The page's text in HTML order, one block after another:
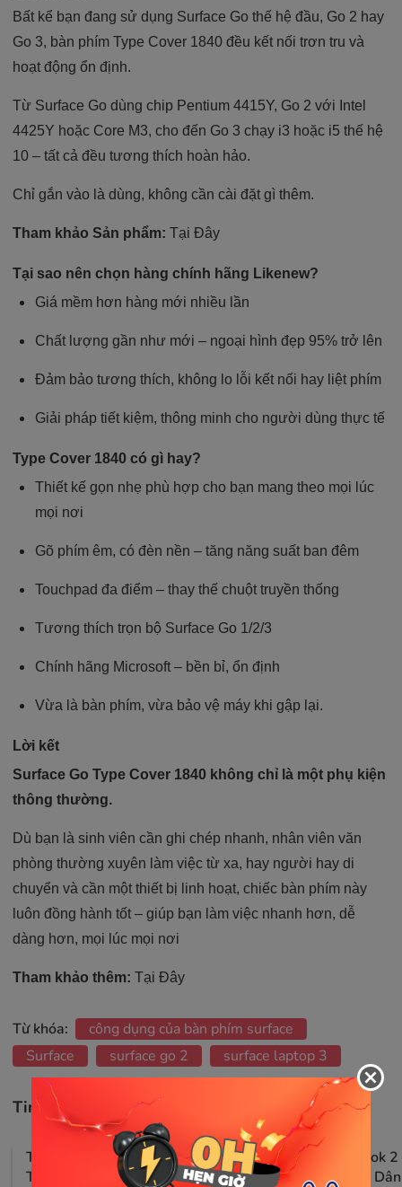
Bất kể bạn đang sử dụng Surface Go thế hệ đầu, Go 2 hay
Go 3, bàn phím Type Cover 1840 đều kết nối trơn tru và
hoạt động ổn định.
Từ Surface Go dùng chip Pentium 4415Y, Go 2 với Intel
4425Y hoặc Core M3, cho đến Go 3 chạy i3 hoặc i5 thế hệ
10 – tất cả đều tương thích hoàn hảo.
Chỉ gắn vào là dùng, không cần cài đặt gì thêm.
Tham khảo Sản phẩm: Tại Đây
Tại sao nên chọn hàng chính hãng Likenew?
Giá mềm hơn hàng mới nhiều lần
Chất lượng gần như mới – ngoại hình đẹp 95% trở lên
Đảm bảo tương thích, không lo lỗi kết nối hay liệt phím
Giải pháp tiết kiệm, thông minh cho người dùng thực tế
Type Cover 1840 có gì hay?
Thiết kế gọn nhẹ phù hợp cho bạn mang theo mọi lúc
mọi nơi
Gõ phím êm, có đèn nền – tăng năng suất ban đêm
Touchpad đa điểm – thay thế chuột truyền thống
Tương thích trọn bộ Surface Go 1/2/3
Chính hãng Microsoft – bền bỉ, ổn định
Vừa là bàn phím, vừa bảo vệ máy khi gập lại.
Lời kết
Surface Go Type Cover 1840 không chỉ là một phụ kiện
thông thường.
Dù bạn là sinh viên cần ghi chép nhanh, nhân viên văn
phòng thường xuyên làm việc từ xa, hay người hay di
chuyển và cần một thiết bị linh hoạt, chiếc bàn phím này
luôn đồng hành tốt – giúp bạn làm việc nhanh hơn, dễ
dàng hơn, mọi lúc mọi nơi
Tham khảo thêm: Tại Đây
Từ khóa:
công dụng của bàn phím surface
Surface
surface go 2 surface laptop 3
Tin tức liên quan
Thu Mua Microsoft Surface Cũ – Uy
Tín & Giá Tốt Tại Hà Nội
Surface Book
Tưởng Cho